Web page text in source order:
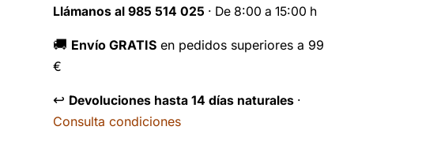
Llámanos al 985 514 025 · De 8:00 a 15:00 h
🚚 Envío GRATIS en pedidos superiores a 99
€
↩️ Devoluciones hasta 14 días naturales ·
Consulta condiciones